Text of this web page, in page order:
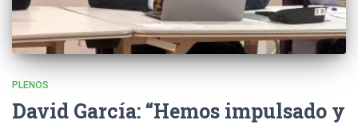
PLENOS
David García: “Hemos impulsado y